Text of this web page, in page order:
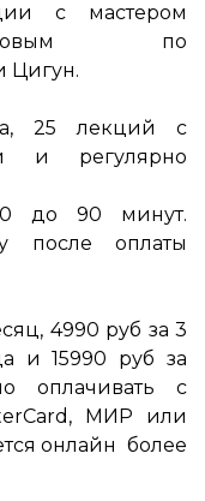
с мастером
по
Цигун.
25 лекций с
и регулярно
до 90 минут.
после оплаты
4990 руб за 3
и 15990 руб за
оплачивать с
МИР или
онлайн более